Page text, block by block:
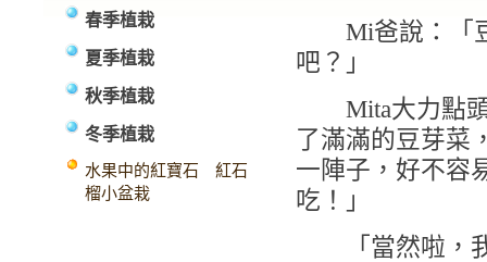
春季植栽
夏季植栽
秋季植栽
冬季植栽
水果中的紅寶石 紅石
榴小盆栽
Mi爸說：「
吧？」
Mita大力點頭
了滿滿的豆芽菜
一陣子，好不容
吃！」
「當然啦，我